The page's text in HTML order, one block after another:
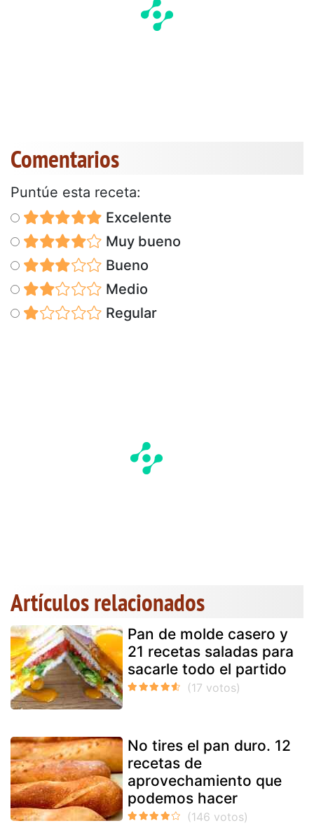
Comentarios
Puntúe esta receta:
Excelente
Muy bueno
Bueno
Medio
Regular
Artículos relacionados
Pan de molde casero y
21 recetas saladas para
sacarle todo el partido
No tires el pan duro. 12
recetas de
aprovechamiento que
podemos hacer